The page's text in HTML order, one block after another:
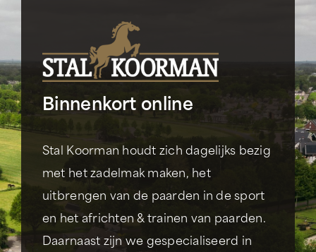
inhoud
Binnenkort online
Stal Koorman houdt zich dagelijks bezig
met het zadelmak maken, het
uitbrengen van de paarden in de sport
en het africhten & trainen van paarden.
Daarnaast zijn we gespecialiseerd in